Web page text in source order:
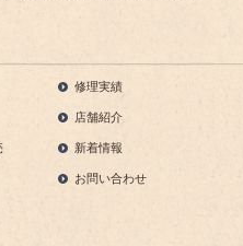
修理実績
店舗紹介
新着情報
お問い合わせ